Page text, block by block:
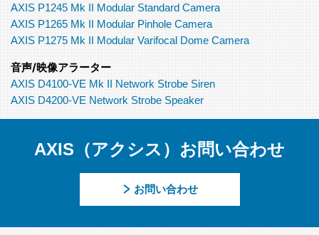
AXIS P1245 Mk II Modular Standard Camera
AXIS P1265 Mk II Modular Pinhole Camera
AXIS P1275 Mk II Modular Varifocal Dome Camera
音声/映像アラーター
AXIS D4100-VE Mk II Network Strobe Siren
AXIS D4200-VE Network Strobe Speaker
AXIS（アクシス）お問い合わせ
お問い合わせ